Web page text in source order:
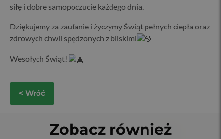
siłę i dobre samopoczucie każdego dnia.
Dziękujemy za zaufanie i życzymy Świąt pełnych ciepła oraz
zdrowych chwil spędzonych z bliskimi
Wesołych Świąt!
< Wróć
Zobacz również